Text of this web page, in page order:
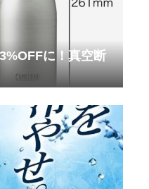
に！真空断